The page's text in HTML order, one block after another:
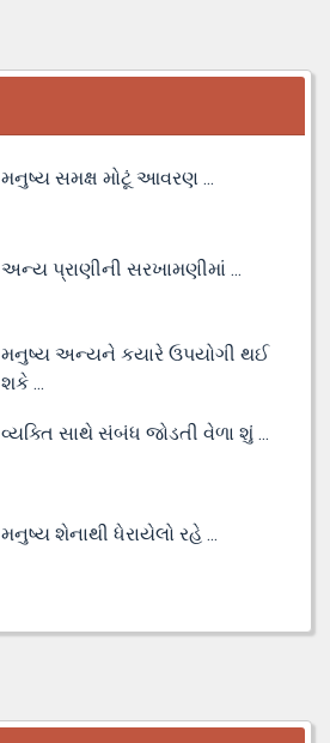
મનુષ્ય સમક્ષ મોટૂં આવરણ ...
અન્ય પ્રાણીની સરખામણીમાં ...
મનુષ્ય અન્યને કયારે ઉપયોગી થઈ
શકે ...
વ્યક્તિ સાથે સંબંધ જોડતી વેળા શું ...
મનુષ્ય શેનાથી ધેરાયેલો રહે ...